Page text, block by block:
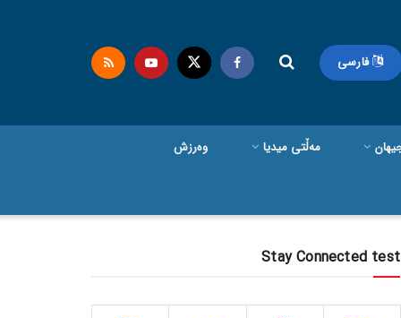
فارسی
مەڵتی میدیا وەرزش
Stay Connected test